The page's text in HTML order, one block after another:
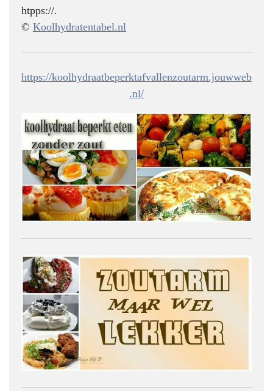
htpps://.
© Koolhydratentabel.nl
https://koolhydraatbeperktafvallenzoutarm.jouwweb
.nl/